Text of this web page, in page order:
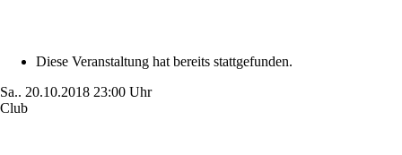
Diese Veranstaltung hat bereits stattgefunden.
Sa.. 20.10.2018 23:00 Uhr
Club